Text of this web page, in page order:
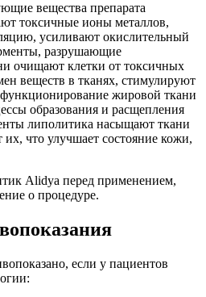
вещества препарата
токсичные ионы металлов,
усиливают окислительный
разрушающие
очищают клетки от токсичных
веществ в тканях, стимулируют
жировой ткани
образования и расщепления
липолитика насыщают ткани
что улучшает состояние кожи,
Alidya перед применением,
о процедуре.
если у пациентов